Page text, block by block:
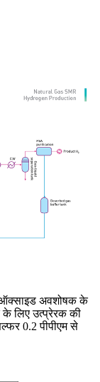
ऑक्साइड अवशोषक के
लिए उत्प्रेरक की
0.2 पीपीएम से